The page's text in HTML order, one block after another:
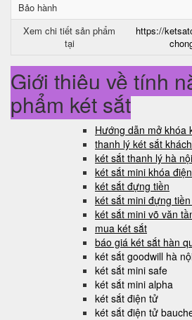
Bảo hành
Xem chi tiết sản phẩm
tại
https://
Giới thiệu về tính
phẩm két sắt
Hướng dẫn mở khóa
thanh lý két sắt
két sắt thanh lý hà nội
két sắt mini khóa
két sắt đựng tiền
két sắt mini đựng
két sắt mini võ văn
mua két sắt
báo giá két sắt hàn
két sắt goodwill hà
két sắt mini safe
két sắt mini alpha
két sắt điện tử
két sắt điện tử